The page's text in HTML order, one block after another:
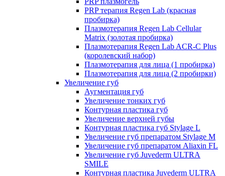
PRP терапия Regen Lab (красная
пробирка)
Плазмотерапия Regen Lab Cellular
Matrix (золотая пробирка)
Плазмотерапия Regen Lab ACR-C Plus
(королевский набор)
Плазмотерапия для лица (1 пробирка)
Плазмотерапия для лица (2 пробирки)
Увеличение губ
Аугментация губ
Увеличение тонких губ
Контурная пластика губ
Увеличение верхней губы
Контурная пластика губ Stylage L
Увеличение губ препаратом Stylage M
Увеличение губ препаратом Aliaxin FL
Увеличение губ Juvederm ULTRA
SMILE
Контурная пластика Juvederm ULTRA